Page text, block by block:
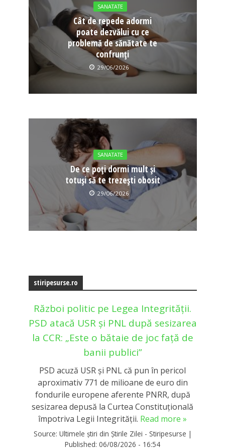
SANATATE
Cât de repede adormi
poate dezvălui cu ce
problemă de sănătate te
confrunți
29/06/2026
SANATATE
De ce poți dormi mult și
totuși să te trezești obosit
29/06/2026
stiripesurse.ro
Război politic pe Legea Integrității.
PSD atacă USR și PNL după sesizarea
la CCR: „Este o bătaie de joc față de
banii publici”
PSD acuză USR și PNL că pun în pericol
aproximativ 771 de milioane de euro din
fondurile europene aferente PNRR, după
sesizarea depusă la Curtea Constituțională
împotriva Legii Integrității. Read more »
Source: Ultimele știri din Știrile Zilei - Stiripesurse |
Published: 06/08/2026 - 16:54